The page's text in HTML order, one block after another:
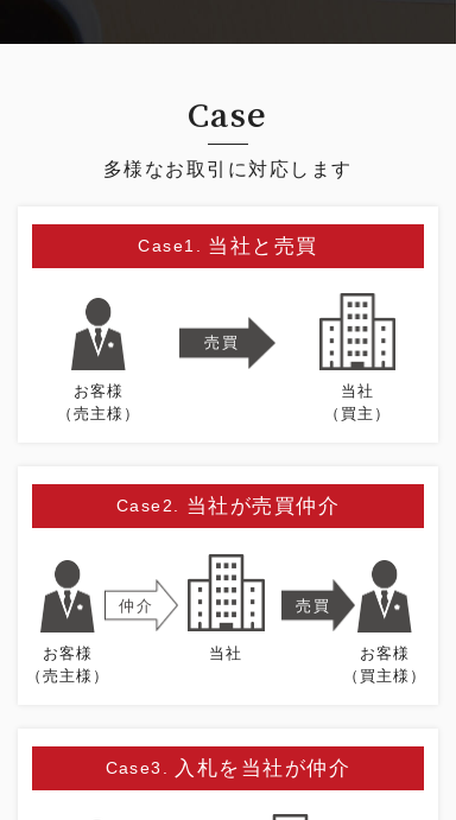
Case
多様なお取引に対応します
Case1. 当社と売買
お客様
（売主様）
売買
当社
（買主）
Case2. 当社が売買仲介
お客様
（売主様）
仲介
当社
売買
お客様
（買主様）
Case3. 入札を当社が仲介